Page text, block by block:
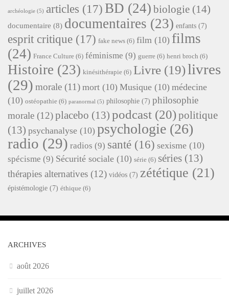
archéologie (5) articles (17) BD (24) biologie (14)
documentaire (8) documentaires (23) enfants (7)
esprit critique (17) fake news (6) film (10) films
(24) France Culture (6) féminisme (9) guerre (6) henri broch (6)
Histoire (23) kinésithérapie (6) Livre (19)livres
(29) morale (11) mort (10) Musique (10) médecine
(10) ostéopathie (6) paranormal (5) philosophie (7) philosophie
morale (12)placebo (13) podcast (20)politique
(13) psychanalyse (10) psychologie (26)
radio (29) radios (9) santé (16) sexisme (10)
spécisme (9) Sécurité sociale (10) série (6) séries (13)
thérapies alternatives (12) vidéos (7) zététique (21)
épistémologie (7) éthique (6)
ARCHIVES
août 2026
juillet 2026